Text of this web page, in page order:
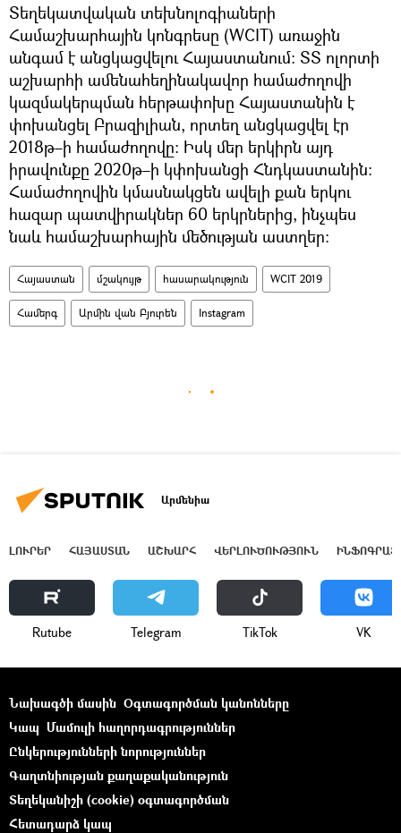
Տեղեկատվական տեխնոլոգիաների
Համաշխարհային կոնգրեսը (WCIT) առաջին
անգամ է անցկացվելու Հայաստանում: ՏՏ ոլորտի
աշխարհի ամենահեղինակավոր համաժողովի
կազմակերպման հերթափոխը Հայաստանին է
փոխանցել Բրազիլիան, որտեղ անցկացվել էր
2018թ–ի համաժողովը։ Իսկ մեր երկիրն այդ
իրավունքը 2020թ–ի կփոխանցի Հնդկաստանին:
Համաժողովին կմասնակցեն ավելի քան երկու
հազար պատվիրակներ 60 երկրներից, ինչպես
նաև համաշխարհային մեծության աստղեր։
Հայաստան մշակույթ հասարակություն WCIT 2019
Համերգ Արմին վան Բյուրեն Instagram
Արմենիա
ԼՈՒՐԵՐ ՀԱՅԱՍՏԱՆ ԱՇԽԱՐՀ ՎԵՐԼՈՒԾՈՒԹՅՈՒՆ
Rutube Telegram ТikТоk VK
Նախագծի մասին Օգտագործման կանոնները
Կապ Մամուլի հաղորդագրություններ
Ընկերությունների նորություններ
Գաղտնիության քաղաքականություն
Տեղեկանիշի (cookie) օգտագործման
Հետադարձ կապ